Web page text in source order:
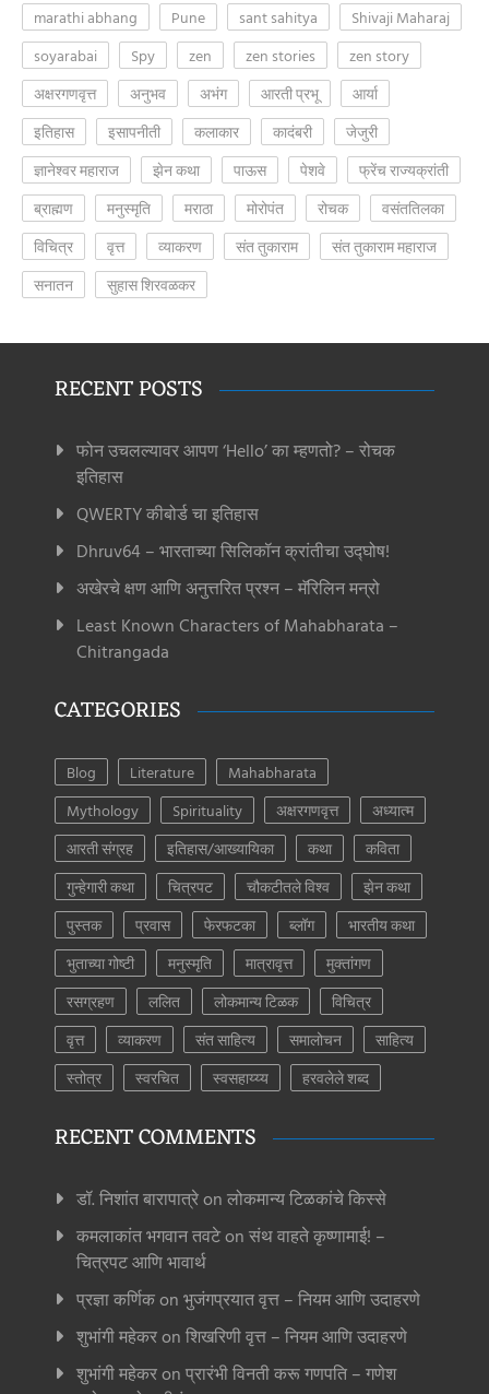
marathi abhang
Pune sant sahitya
Shivaji Maharaj
soyarabai
Spy zen zen stories
zen story
अक्षरगणवृत्त
अनुभव अभंग आरती प्रभू
आर्या
इतिहास
इसापनीती कलाकार कादंबरी
जेजुरी
ज्ञानेश्वर महाराज
झेन कथा पाऊस पेशवे
फ्रेंच राज्यक्रांती
ब्राह्मण
मनुस्मृति मराठा मोरोपंत रोचक
वसंततिलका
विचित्र
वृत्त व्याकरण संत तुकाराम
संत तुकाराम महाराज
सनातन
सुहास शिरवळकर
RECENT POSTS
फोन उचलल्यावर आपण ‘Hello’ का म्हणतो? – रोचक
इतिहास
QWERTY कीबोर्ड चा इतिहास
Dhruv64 – भारताच्या सिलिकॉन क्रांतीचा उद्घोष!
अखेरचे क्षण आणि अनुत्तरित प्रश्न – मॅरिलिन मन्रो
Least Known Characters of Mahabharata –
Chitrangada
CATEGORIES
Blog Literature
Mahabharata
Mythology
Spirituality अक्षरगणवृत्त
अध्यात्म
आरती संग्रह
इतिहास/आख्यायिका कथा
कविता
गुन्हेगारी कथा
चित्रपट चौकटीतले विश्व
झेन कथा
पुस्तक
प्रवास फेरफटका ब्लॉग
भारतीय कथा
भुताच्या गोष्टी
मनुस्मृति मात्रावृत्त
मुक्तांगण
रसग्रहण
ललित लोकमान्य टिळक
विचित्र
वृत्त
व्याकरण संत साहित्य समालोचन
साहित्य
स्तोत्र
स्वरचित स्वसहाय्य्य हरवलेले शब्द
RECENT COMMENTS
डॉ. निशांत बारापात्रेon लोकमान्य टिळकांचे किस्से
कमलाकांत भगवान तवटेon संथ वाहते कृष्णामाई! –
चित्रपट आणि भावार्थ
प्रज्ञा कर्णिकon भुजंगप्रयात वृत्त – नियम आणि उदाहरणे
शुभांगी महेकरon शिखरिणी वृत्त – नियम आणि उदाहरणे
शुभांगी महेकरon प्रारंभी विनती करू गणपति – गणेश